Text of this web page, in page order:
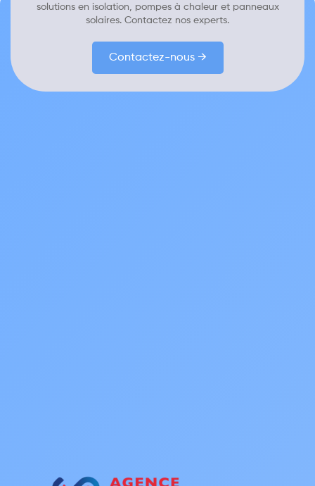
solutions en isolation, pompes à chaleur et panneaux
solaires. Contactez nos experts.
Contactez-nous →